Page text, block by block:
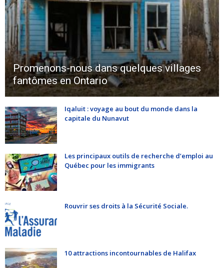
Promenons-nous dans quelques villages
fantômes en Ontario
Iqaluit : voyage au bout du monde dans la
capitale du Nunavut
Les principaux outils de recherche d’emploi au
Québec pour les immigrants
Rouvrir ses droits à la Sécurité Sociale.
10 attractions incontournables de Halifax